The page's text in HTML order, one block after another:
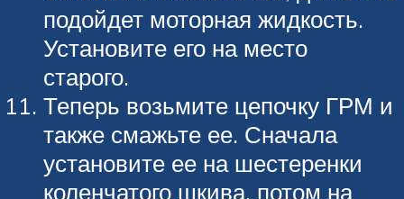
подойдет моторная жидкость.
Установите его на место
старого.
Теперь возьмите цепочку ГРМ и
также смажьте ее. Сначала
установите ее на шестеренки
коленчатого шкива, потом на